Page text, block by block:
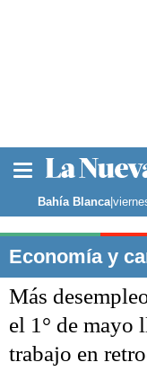
Noticias
Deportes
Bahía Blanca|
Economía y
Más
el 1° de mayo
trabajo en